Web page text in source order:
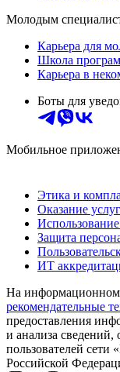
Молодым
Карьера для
Школа
Карьера в
Боты для
Мобильное
Этика и
Оказание услуг
Защита
ИТ
На информационном
рекомендательные
предоставления
и анализа
пользователей сети
Российской